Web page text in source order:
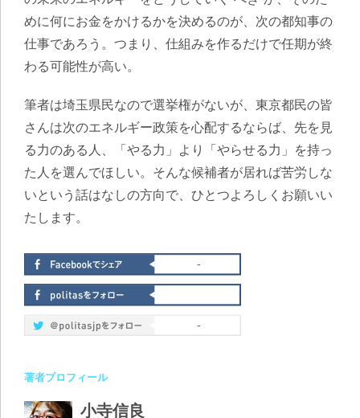
めに何にお金をかけるかを決めるのが、次の都知事の
仕事であろう。つまり、仕組みを作るだけで任期が終
わる可能性が高い。
筆者は埼玉県民なので選挙権がないが、東京都民の皆
さんは次のエネルギー政策を心配するならば、先を見
る力のある人、「やる力」より「やらせる力」を持っ
た人を選んでほしい。そんな候補者が居れば苦労しな
いという話はなしの方向で、ひとつよろしくお願いい
たします。
-
-
著者プロフィール
小寺信良